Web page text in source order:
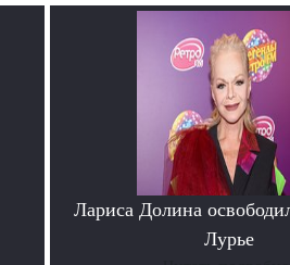
Лариса Долина
Лурье